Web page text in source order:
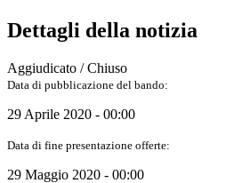
Dettagli della notizia
Aggiudicato / Chiuso
Data di pubblicazione del bando:
29 Aprile 2020 - 00:00
Data di fine presentazione offerte:
29 Maggio 2020 - 00:00